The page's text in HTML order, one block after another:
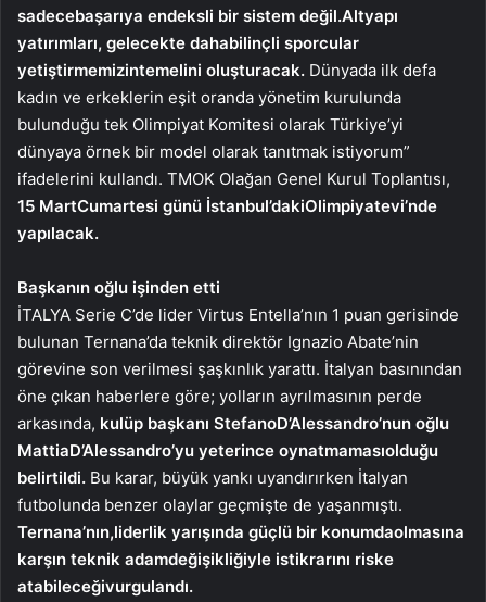
sadecebaşarıya endeksli bir sistem değil.Altyapı
yatırımları, gelecekte dahabilinçli sporcular
yetiştirmemizintemelini oluşturacak. Dünyada ilk defa
kadın ve erkeklerin eşit oranda yönetim kurulunda
bulunduğu tek Olimpiyat Komitesi olarak Türkiye’yi
dünyaya örnek bir model olarak tanıtmak istiyorum”
ifadelerini kullandı. TMOK Olağan Genel Kurul Toplantısı,
15 MartCumartesi günü İstanbul’dakiOlimpiyatevi’nde
yapılacak.
Başkanın oğlu işinden etti
İTALYA Serie C’de lider Virtus Entella’nın 1 puan gerisinde
bulunan Ternana’da teknik direktör Ignazio Abate’nin
görevine son verilmesi şaşkınlık yarattı. İtalyan basınından
öne çıkan haberlere göre; yolların ayrılmasının perde
arkasında, kulüp başkanı StefanoD’Alessandro’nun oğlu
MattiaD’Alessandro’yu yeterince oynatmamasıolduğu
belirtildi. Bu karar, büyük yankı uyandırırken İtalyan
futbolunda benzer olaylar geçmişte de yaşanmıştı.
Ternana’nın,liderlik yarışında güçlü bir konumdaolmasına
karşın teknik adamdeğişikliğiyle istikrarını riske
atabileceğivurgulandı.